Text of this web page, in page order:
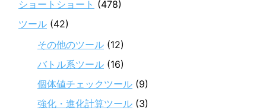
ショートショート (478)
ツール (42)
その他のツール (12)
バトル系ツール (16)
個体値チェックツール (9)
強化・進化計算ツール (3)